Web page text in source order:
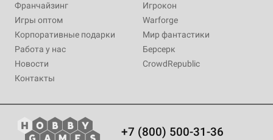
Франчайзинг
Игры оптом
Корпоративные подарки
Работа у нас
Новости
Контакты
Игрокон
Warforge
Мир фантастики
Берсерк
CrowdRepublic
+7 (800) 500-31-36